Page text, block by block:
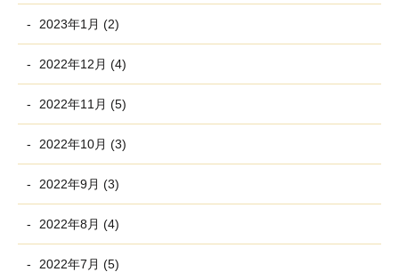
2023年1月 (2)
2022年12月 (4)
2022年11月 (5)
2022年10月 (3)
2022年9月 (3)
2022年8月 (4)
2022年7月 (5)